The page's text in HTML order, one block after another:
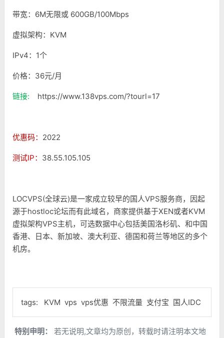
带宽：6M无限或 600GB/100Mbps
虚拟架构：KVM
IPv4：1个
价格：36元/月
链接: https://www.138vps.com/?tourl=17
优惠码： 2022
测试IP： 38.55.105.105
LOCVPS(全球云)是一家成立较早的国人VPS服务商，因起
源于hostloc论坛而有此域名，商家提供基于XEN或者KVM
虚拟架构VPS主机，可选数据中心包括美国洛杉矶、和中国
香港、日本、新加坡、澳大利亚、德国和荷兰等地区的多个
机房。
tags: KVM vps vps优惠 不限流量 支付宝 国人IDC
特别申明：
若无说明,文章均为原创，转载时请注明本文地